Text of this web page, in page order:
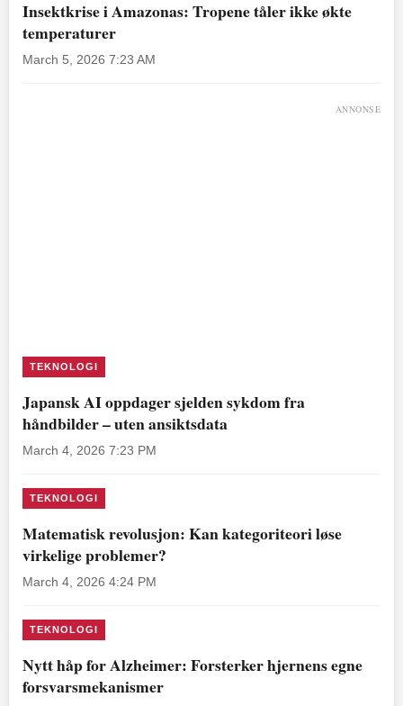
Insektkrise i Amazonas: Tropene tåler ikke økte
temperaturer
March 5, 2026 7:23 AM
ANNONSE
TEKNOLOGI
Japansk AI oppdager sjelden sykdom fra
håndbilder – uten ansiktsdata
March 4, 2026 7:23 PM
TEKNOLOGI
Matematisk revolusjon: Kan kategoriteori løse
virkelige problemer?
March 4, 2026 4:24 PM
TEKNOLOGI
Nytt håp for Alzheimer: Forsterker hjernens egne
forsvarsmekanismer